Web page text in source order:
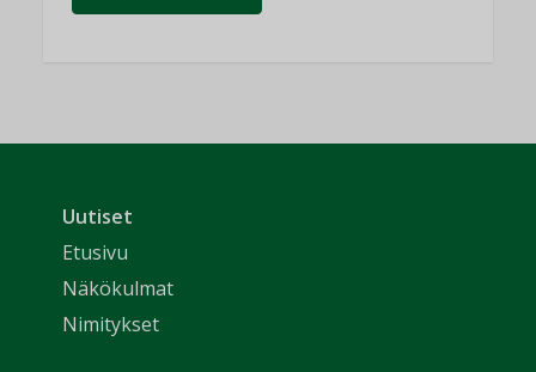
Uutiset
Etusivu
Näkökulmat
Nimitykset